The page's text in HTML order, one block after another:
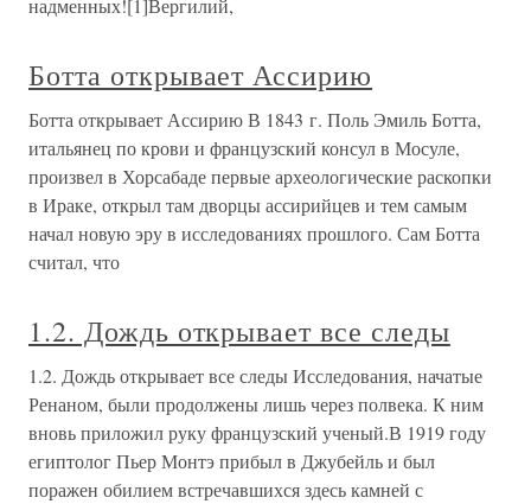
надменных![1]Вергилий,
Ботта открывает Ассирию
Ботта открывает Ассирию В 1843 г. Поль Эмиль Ботта,
итальянец по крови и французский консул в Мосуле,
произвел в Хорсабаде первые археологические раскопки
в Ираке, открыл там дворцы ассирийцев и тем самым
начал новую эру в исследованиях прошлого. Сам Ботта
считал, что
1.2. Дождь открывает все следы
1.2. Дождь открывает все следы Исследования, начатые
Ренаном, были продолжены лишь через полвека. К ним
вновь приложил руку французский ученый.В 1919 году
египтолог Пьер Монтэ прибыл в Джубейль и был
поражен обилием встречавшихся здесь камней с